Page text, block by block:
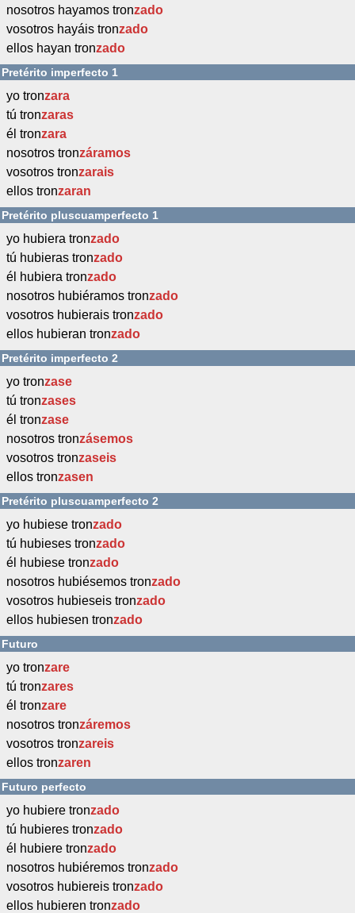
nosotros hayamos tronzado
vosotros hayáis tronzado
ellos hayan tronzado
Pretérito imperfecto 1
yo tronzara
tú tronzaras
él tronzara
nosotros tronzáramos
vosotros tronzarais
ellos tronzaran
Pretérito pluscuamperfecto 1
yo hubiera tronzado
tú hubieras tronzado
él hubiera tronzado
nosotros hubiéramos tronzado
vosotros hubierais tronzado
ellos hubieran tronzado
Pretérito imperfecto 2
yo tronzase
tú tronzases
él tronzase
nosotros tronzásemos
vosotros tronzaseis
ellos tronzasen
Pretérito pluscuamperfecto 2
yo hubiese tronzado
tú hubieses tronzado
él hubiese tronzado
nosotros hubiésemos tronzado
vosotros hubieseis tronzado
ellos hubiesen tronzado
Futuro
yo tronzare
tú tronzares
él tronzare
nosotros tronzáremos
vosotros tronzareis
ellos tronzaren
Futuro perfecto
yo hubiere tronzado
tú hubieres tronzado
él hubiere tronzado
nosotros hubiéremos tronzado
vosotros hubiereis tronzado
ellos hubieren tronzado